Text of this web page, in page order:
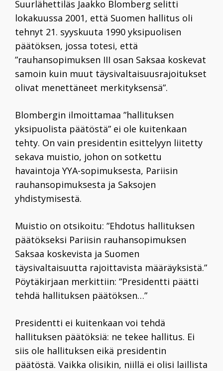
Suurlähettiläs Jaakko Blomberg selitti
lokakuussa 2001, että Suomen hallitus oli
tehnyt 21. syyskuuta 1990 yksipuolisen
päätöksen, jossa totesi, että
”rauhansopimuksen III osan Saksaa koskevat
samoin kuin muut täysivaltaisuusrajoitukset
olivat menettäneet merkityksensä”.
Blombergin ilmoittamaa ”hallituksen
yksipuolista päätöstä” ei ole kuitenkaan
tehty. On vain presidentin esittelyyn liitetty
sekava muistio, johon on sotkettu
havaintoja YYA-sopimuksesta, Pariisin
rauhansopimuksesta ja Saksojen
yhdistymisestä.
Muistio on otsikoitu: ”Ehdotus hallituksen
päätökseksi Pariisin rauhansopimuksen
Saksaa koskevista ja Suomen
täysivaltaisuutta rajoittavista määräyksistä.”
Pöytäkirjaan merkittiin: ”Presidentti päätti
tehdä hallituksen päätöksen…”
Presidentti ei kuitenkaan voi tehdä
hallituksen päätöksiä: ne tekee hallitus. Ei
siis ole hallituksen eikä presidentin
päätöstä. Vaikka olisikin, niillä ei olisi laillista